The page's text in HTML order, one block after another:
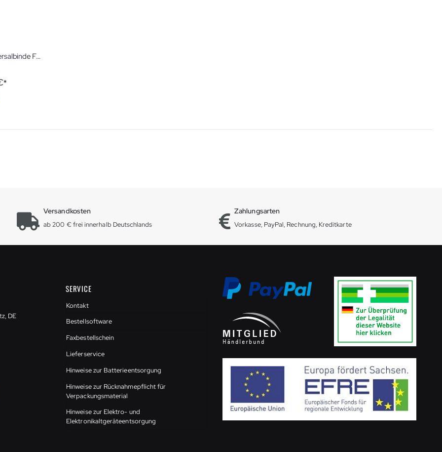
Urgolast universal Universalbinde Für Stütz- und Entlastungsverbände
Versandkosten
ab 200 € frei innerhalb Deutschlands
Zahlungsarten
Vorkasse, PayPal, Rechnung, Kreditkarte
DE
SERVICE
Kontakt
Bestellsoftware
Faxbestellschein
Lieferservice
Hinweise zur Batterieentsorgung
Hinweise zur Rücknahmepflicht für
Verpackungsmaterial
Hinweise zur Elektro- und
Elektronikaltgeräteentsorgung